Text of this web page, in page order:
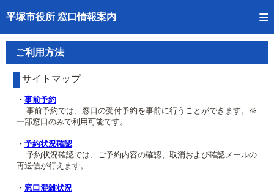
平塚市役所 窓口情報案内
トップページへ
ご利用方法
予約状況確認
窓口混雑状況
待ち状況確認
ご利用方法
サイトマップ
・ 事前予約
事前予約では、窓口の受付予約を事前に行うことができます。※
一部窓口のみで利用可能です。
・ 予約状況確認
予約状況確認では、ご予約内容の確認、取消および確認メールの
再送信が行えます。
・ 窓口混雑状況